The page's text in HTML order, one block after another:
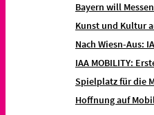
Bayern will
Kunst und Kultur
Nach Wiesn-Aus:
IAA MOBILITY:
Spielplatz für die
Hoffnung auf